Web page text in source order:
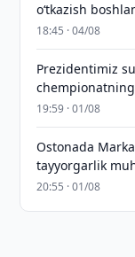
o‘tkazish
18:45 · 04/08
Prezidentimiz
19:59 · 01/08
Ostonada
tayyorgarlik
20:55 · 01/08